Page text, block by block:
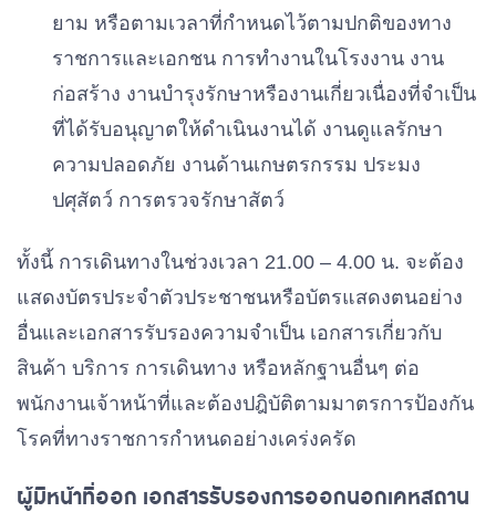
ยาม หรือตามเวลาที่กำหนดไว้ตามปกติของทาง
ราชการและเอกชน การทำงานในโรงงาน งาน
ก่อสร้าง งานบำรุงรักษาหรืองานเกี่ยวเนื่องที่จำเป็น
ที่ได้รับอนุญาตให้ดำเนินงานได้ งานดูแลรักษา
ความปลอดภัย งานด้านเกษตรกรรม ประมง
ปศุสัตว์ การตรวจรักษาสัตว์
ทั้งนี้ การเดินทางในช่วงเวลา 21.00 – 4.00 น. จะต้อง
แสดงบัตรประจำตัวประชาชนหรือบัตรแสดงตนอย่าง
อื่นและเอกสารรับรองความจำเป็น เอกสารเกี่ยวกับ
สินค้า บริการ การเดินทาง หรือหลักฐานอื่นๆ ต่อ
พนักงานเจ้าหน้าที่และต้องปฎิบัติตามมาตรการป้องกัน
โรคที่ทางราชการกำหนดอย่างเคร่งครัด
ผู้มีหน้าที่ออก เอกสารรับรองการออกนอกเคหสถาน